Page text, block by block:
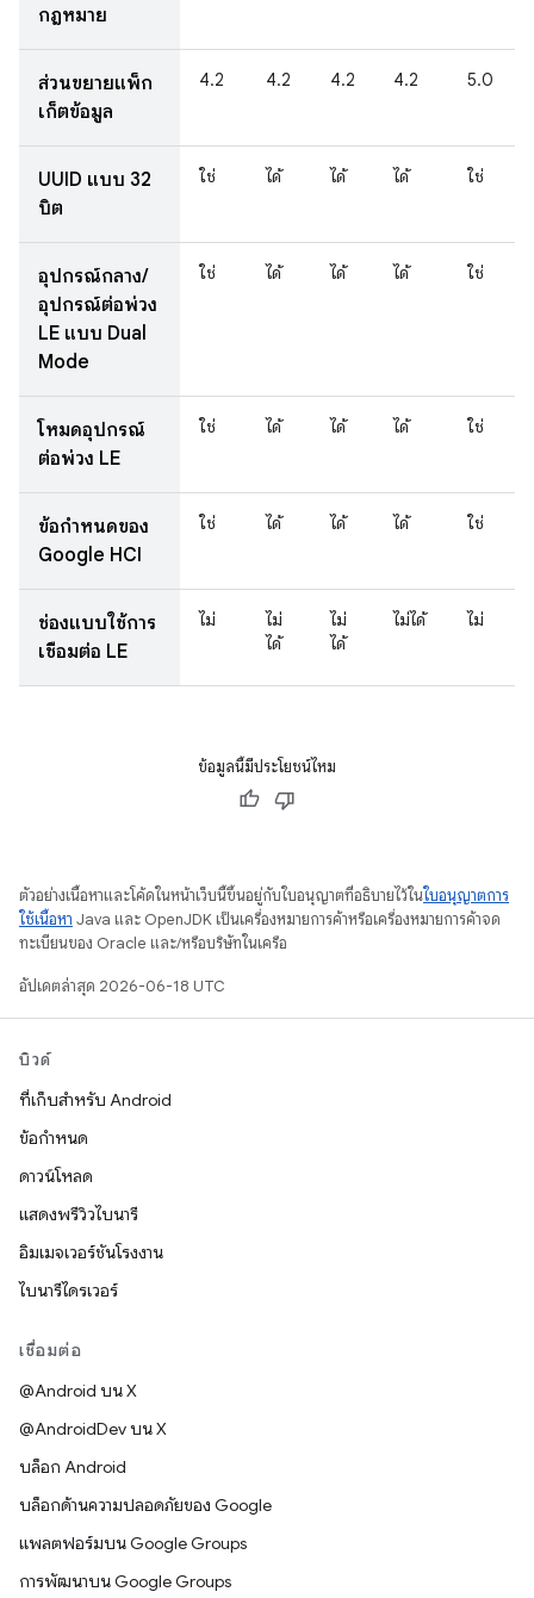
กฎหมาย
ส่วนขยายแพ็ก
เก็ตข้อมูล
4.2 4.2 4.2 4.2 5.0
UUID แบบ 32
บิต
ใช่ ได้ ได้ ได้ ใช่
อุปกรณ์กลาง/
อุปกรณ์ต่อพ่วง
LE แบบ Dual
Mode
ใช่ ได้ ได้ ได้ ใช่
โหมดอุปกรณ์
ต่อพ่วง LE
ใช่ ได้ ได้ ได้ ใช่
ข้อกำหนดของ
Google HCI
ใช่ ได้ ได้ ได้ ใช่
ช่องแบบใช้การ
เชื่อมต่อ LE
ไม่
ไม่
ได้
ไม่
ได้
ไม่ได้ ไม่
ข้อมูลนี้มีประโยชน์ไหม
ตัวอย่างเนื้อหาและโค้ดในหน้าเว็บนี้ขึ้นอยู่กับใบอนุญาตที่อธิบายไว้ในใบอนุญาตการ
ใช้เนื้อหา Java และ OpenJDK เป็นเครื่องหมายการค้าหรือเครื่องหมายการค้าจด
ทะเบียนของ Oracle และ/หรือบริษัทในเครือ
อัปเดตล่าสุด 2026-06-18 UTC
บิวด์
ที่เก็บสำหรับ Android
ข้อกำหนด
ดาวน์โหลด
แสดงพรีวิวไบนารี
อิมเมจเวอร์ชันโรงงาน
ไบนารีไดรเวอร์
เชื่อมต่อ
@Android บน X
@AndroidDev บน X
บล็อก Android
บล็อกด้านความปลอดภัยของ Google
แพลตฟอร์มบน Google Groups
การพัฒนาบน Google Groups